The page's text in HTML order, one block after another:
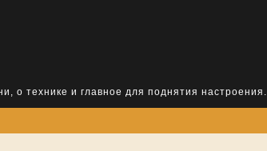
о технике и главное для поднятия настроения.